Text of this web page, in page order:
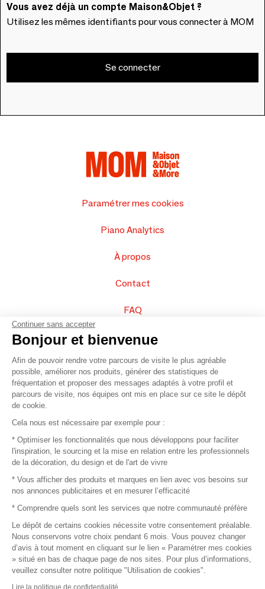
Vous avez déjà un compte Maison&Objet ?
Utilisez les mêmes identifiants pour vous connecter à MOM
Se connecter
Paramétrer mes cookies
Piano Analytics
À propos
Contact
FAQ
Vendez vos produits
Plan du site
© 2016 –Organisation SAFI
Recrutement
Mentions légales
Conditions commerciales
Continuer sans accepter
Bonjour et bienvenue
Afin de pouvoir rendre votre parcours de visite le plus agréable
possible, améliorer nos produits, générer des statistiques de
fréquentation et proposer des messages adaptés à votre profil et
parcours de visite, nos équipes ont mis en place sur ce site le dépôt
de cookie.
Cela nous est nécessaire par exemple pour :
* Optimiser les fonctionnalités que nous développons pour faciliter
l'inspiration, le sourcing et la mise en relation entre les professionnels
de la décoration, du design et de l'art de vivre
* Vous afficher des produits et marques en lien avec vos besoins sur
nos annonces publicitaires et en mesurer l’efficacité
* Comprendre quels sont les services que notre communauté préfère
Le dépôt de certains cookies nécessite votre consentement préalable.
Nous conservons votre choix pendant 6 mois. Vous pouvez changer
d’avis à tout moment en cliquant sur le lien « Paramétrer mes cookies
» situé en bas de chaque page de nos sites. Pour plus d’informations,
veuillez consulter notre politique "Utilisation de cookies".
Lire la politique de confidentialité